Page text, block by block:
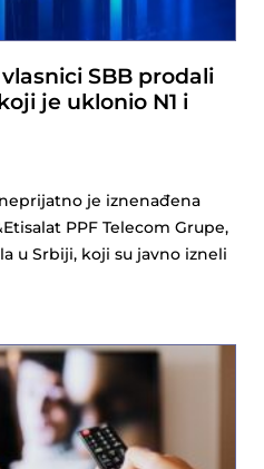
SBB prodali
je uklonio N1 i
je iznenađena
PPF Telecom Grupe,
u Srbiji, koji su javno izneli